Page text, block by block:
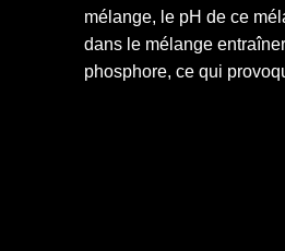
mélange, le pH de ce
dans le mélange
phosphore, ce qui